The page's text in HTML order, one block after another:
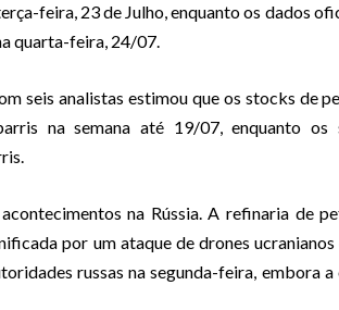
feira, 23 de Julho, enquanto os dados
quarta-feira, 24/07.
seis analistas estimou que os stocks de
na semana até 19/07, enquanto os
na Rússia. A refinaria de
por um ataque de drones
russas na segunda-feira, embora a